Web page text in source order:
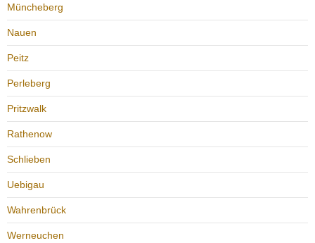
Müncheberg
Nauen
Peitz
Perleberg
Pritzwalk
Rathenow
Schlieben
Uebigau
Wahrenbrück
Werneuchen